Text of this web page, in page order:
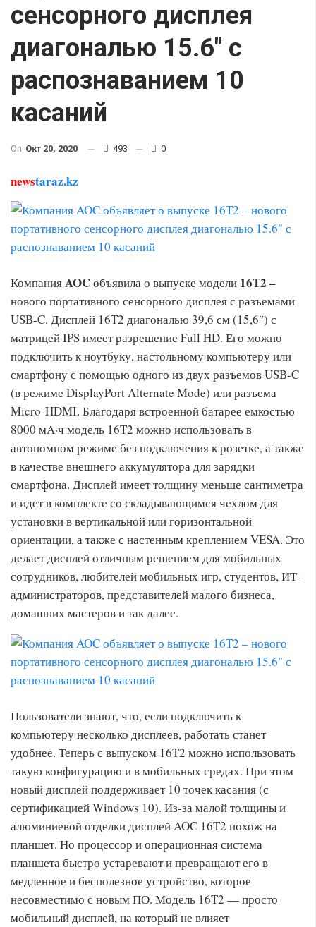
сенсорного дисплея
диагональю 15.6″ с
распознаванием 10
касаний
On Окт 20, 2020 493 0
newstaraz.kz
КомпанияAOCобъявила о выпуске модели 16T2 –
нового портативного сенсорного дисплея с разъемами
USB-C. Дисплей 16T2 диагональю 39,6 см (15,6″) с
матрицей IPS имеет разрешение Full HD. Его можно
подключить к ноутбуку, настольному компьютеру или
смартфону с помощью одного из двух разъемов USB-C
(в режиме DisplayPort Alternate Mode) или разъема
Micro-HDMI. Благодаря встроенной батарее емкостью
8000 мА·ч модель 16T2 можно использовать в
автономном режиме без подключения к розетке, а также
в качестве внешнего аккумулятора для зарядки
смартфона. Дисплей имеет толщину меньше сантиметра
и идет в комплекте со складывающимся чехлом для
установки в вертикальной или горизонтальной
ориентации, а также с настенным креплением VESA. Это
делает дисплей отличным решением для мобильных
сотрудников, любителей мобильных игр, студентов, ИТ-
администраторов, представителей малого бизнеса,
домашних мастеров и так далее.
Пользователи знают, что, если подключить к
компьютеру несколько дисплеев, работать станет
удобнее. Теперь с выпуском 16T2 можно использовать
такую конфигурацию и в мобильных средах. При этом
новый дисплей поддерживает 10 точек касания (с
сертификацией Windows 10). Из-за малой толщины и
алюминиевой отделки дисплей AOC 16T2 похож на
планшет. Но процессор и операционная система
планшета быстро устаревают и превращают его в
медленное и бесполезное устройство, которое
несовместимо с новым ПО. Модель 16T2 — просто
мобильный дисплей, на который не влияет